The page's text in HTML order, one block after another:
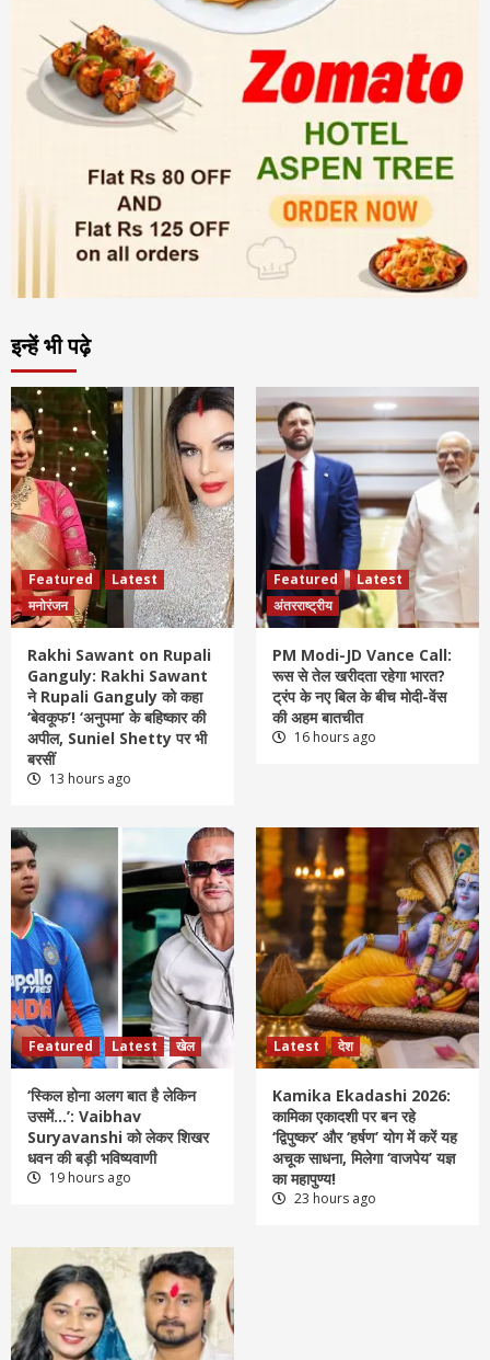
इन्हें भी पढ़े
Featured
Latest
मनोरंजन
Rakhi Sawant on Rupali
Ganguly: Rakhi Sawant
ने Rupali Ganguly को कहा
‘बेवकूफ’! ‘अनुपमा’ के बहिष्कार की
अपील, Suniel Shetty पर भी
बरसीं
13 hours ago
Featured
Latest
अंतरराष्ट्रीय
PM Modi-JD Vance Call:
रूस से तेल खरीदता रहेगा भारत?
ट्रंप के नए बिल के बीच मोदी-वेंस
की अहम बातचीत
16 hours ago
Featured Latest खेल
‘स्किल होना अलग बात है लेकिन
उसमें…’: Vaibhav
Suryavanshi को लेकर शिखर
धवन की बड़ी भविष्यवाणी
19 hours ago
Latest देश
Kamika Ekadashi 2026:
कामिका एकादशी पर बन रहे
‘द्विपुष्कर’ और ‘हर्षण’ योग में करें यह
अचूक साधना, मिलेगा ‘वाजपेय’ यज्ञ
का महापुण्य!
23 hours ago